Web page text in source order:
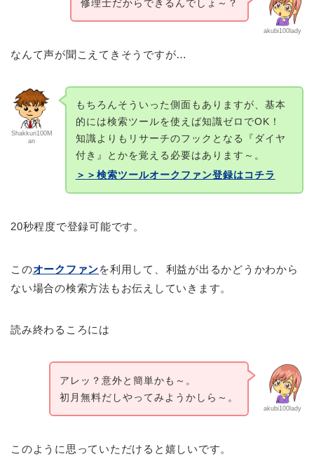
akubi100lady
修理士だからできるんでしょ～？
なんて声が聞こえてきそうですが…
Shakkuri100M
an
もちろんそういった側面もありますが、基本
的には検索ツールを使えば知識ゼロでOK！
知識よりもリサーチのフックとなる『ダイヤ
付き』とかを覚える必要はあります～。
＞＞検索ツールオークファン登録はコチラ
20秒程度で登録可能です。
このオークファンを利用して、 利益が出るかどうかわから
ない場合の検索方法もお伝えしていきます。
読み終わるころには
akubi100lady
アレッ？意外と簡単かも～。
初月無料だしやってみようかしら～。
このように思っていただけると嬉しいです。